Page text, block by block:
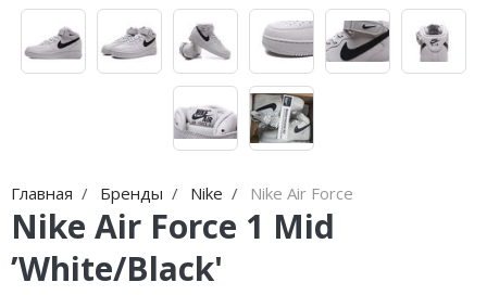
Главная Бренды Nike Nike Air Force
Nike Air Force 1 Mid
’White/Black'
Jordan Tatum
Air Jordan 39
Air Jordan 38
Air Jordan 37
adidas Samba
adidas Adistar
adidas adiFOM
adidas Adizero